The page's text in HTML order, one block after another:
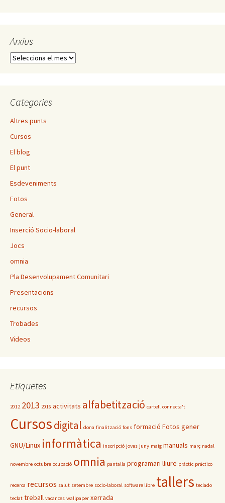
Arxius
Arxius
Categories
Altres punts
Cursos
El blog
El punt
Esdeveniments
Fotos
General
Inserció Socio-laboral
Jocs
omnia
Pla Desenvolupament Comunitari
Presentacions
recursos
Trobades
Videos
Etiquetes
2012 2013 2016 activitats alfabetització cartell connecta't
Cursosdigital dona finalització fons formació Fotos gener
GNU/Linux informàtica inscripció joves juny maig manuals març nadal
novembre octubre ocupació omnia pantalla programari lliure pràctic práctico
recerca recursos salut setembre socio-laboral software libre tallers teclado
teclat treball vacances wallpaper xerrada